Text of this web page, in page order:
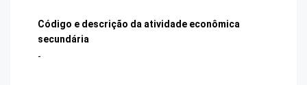
Código e descrição da atividade econômica
secundária
-